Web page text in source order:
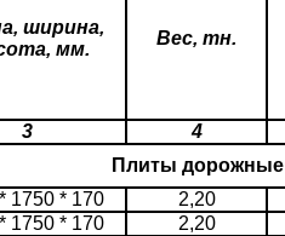
ширина,
мм.
Вес, тн.
3 4
Плиты дорожные
1750 * 170 2,20
1750 * 170 2,20